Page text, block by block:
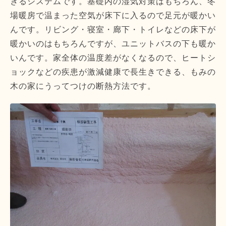
場暖房で温まった空気が床下に入るので足元が暖かい
んです。リビング・寝室・廊下・トイレなどの床下が
暖かいのはもちろんですが、ユニットバスの下も暖か
いんです。家全体の温度差がなくなるので、ヒートシ
ョックなどの疾患が激減健康で長生きできる、もみの
木の家にうってつけの断熱方法です。